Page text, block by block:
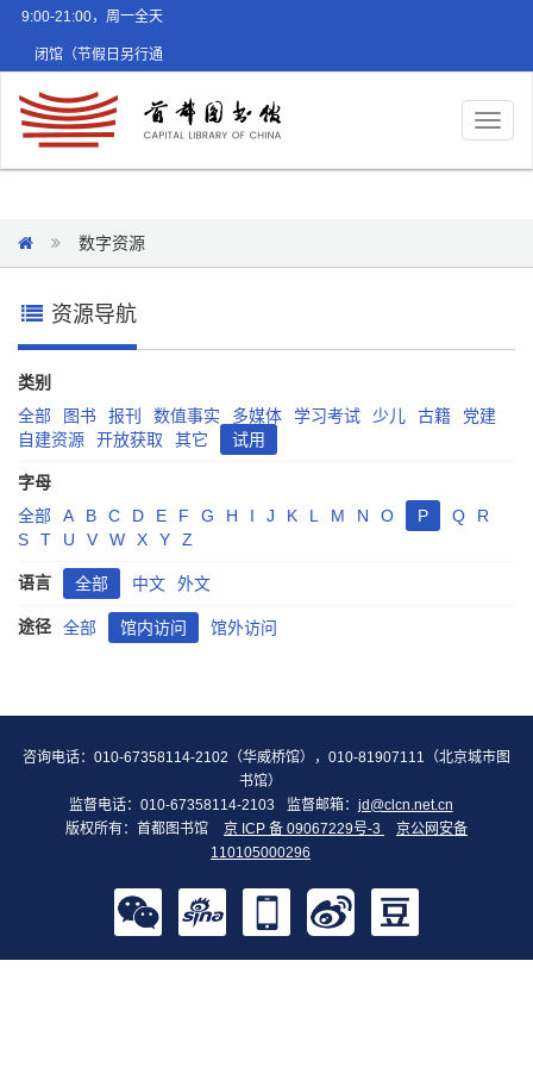
9:00-21:00，周一全天
闭馆（节假日另行通
数字资源
资源导航
类别
全部
图书 报刊 数值事实 多媒体 学习考试 少儿 古籍
党建
自建资源
开放获取 其它 试用
字母
全部
A B C D E F G H I J K L M N O P Q
R
S
T U V W X Y Z
语言 全部 中文 外文
途径 全部 馆内访问 馆外访问
咨询电话：010-67358114-2102（华威桥馆），010-81907111（北京城市图
书馆）
监督电话：010-67358114-2103
监督邮箱： jd@clcn.net.cn
版权所有：首都图书馆
京 ICP 备 09067229号-3
京公网安备
110105000296